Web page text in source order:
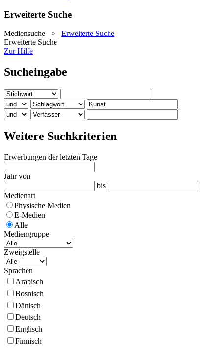
Erweiterte Suche
Mediensuche > Erweiterte Suche
Erweiterte Suche
Zur Hilfe
Sucheingabe
Weitere Suchkriterien
Erwerbungen der letzten Tage
Jahr von
bis
Medienart
Physische Medien
E-Medien
Alle
Mediengruppe
Zweigstelle
Sprachen
Arabisch
Bosnisch
Dänisch
Deutsch
Englisch
Finnisch